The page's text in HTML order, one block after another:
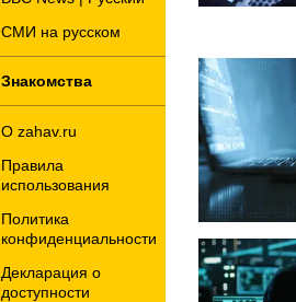
СМИ на русском
Знакомства
О zahav.ru
Правила
использования
Политика
конфиденциальности
Декларация о
доступности